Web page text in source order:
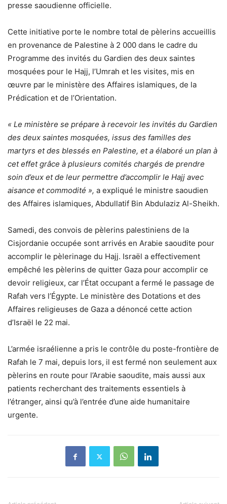
presse saoudienne officielle.
Cette initiative porte le nombre total de pèlerins accueillis
en provenance de Palestine à 2 000 dans le cadre du
Programme des invités du Gardien des deux saintes
mosquées pour le Hajj, l’Umrah et les visites, mis en
œuvre par le ministère des Affaires islamiques, de la
Prédication et de l’Orientation.
« Le ministère se prépare à recevoir les invités du Gardien
des deux saintes mosquées, issus des familles des
martyrs et des blessés en Palestine, et a élaboré un plan à
cet effet grâce à plusieurs comités chargés de prendre
soin d’eux et de leur permettre d’accomplir le Hajj avec
aisance et commodité », a expliqué le ministre saoudien
des Affaires islamiques, Abdullatif Bin Abdulaziz Al-Sheikh.
Samedi, des convois de pèlerins palestiniens de la
Cisjordanie occupée sont arrivés en Arabie saoudite pour
accomplir le pèlerinage du Hajj. Israël a effectivement
empêché les pèlerins de quitter Gaza pour accomplir ce
devoir religieux, car l’État occupant a fermé le passage de
Rafah vers l’Égypte. Le ministère des Dotations et des
Affaires religieuses de Gaza a dénoncé cette action
d’Israël le 22 mai.
L’armée israélienne a pris le contrôle du poste-frontière de
Rafah le 7 mai, depuis lors, il est fermé non seulement aux
pèlerins en route pour l’Arabie saoudite, mais aussi aux
patients recherchant des traitements essentiels à
l’étranger, ainsi qu’à l’entrée d’une aide humanitaire
urgente.